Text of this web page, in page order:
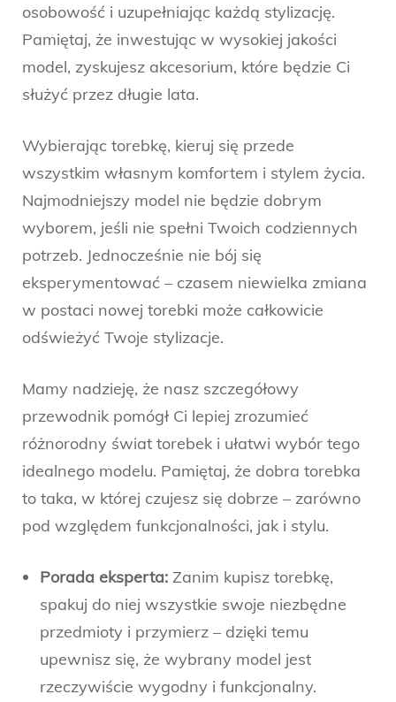
osobowość i uzupełniając każdą stylizację.
Pamiętaj, że inwestując w wysokiej jakości
model, zyskujesz akcesorium, które będzie Ci
służyć przez długie lata.
Wybierając torebkę, kieruj się przede
wszystkim własnym komfortem i stylem życia.
Najmodniejszy model nie będzie dobrym
wyborem, jeśli nie spełni Twoich codziennych
potrzeb. Jednocześnie nie bój się
eksperymentować – czasem niewielka zmiana
w postaci nowej torebki może całkowicie
odświeżyć Twoje stylizacje.
Mamy nadzieję, że nasz szczegółowy
przewodnik pomógł Ci lepiej zrozumieć
różnorodny świat torebek i ułatwi wybór tego
idealnego modelu. Pamiętaj, że dobra torebka
to taka, w której czujesz się dobrze – zarówno
pod względem funkcjonalności, jak i stylu.
Porada eksperta: Zanim kupisz torebkę,
spakuj do niej wszystkie swoje niezbędne
przedmioty i przymierz – dzięki temu
upewnisz się, że wybrany model jest
rzeczywiście wygodny i funkcjonalny.